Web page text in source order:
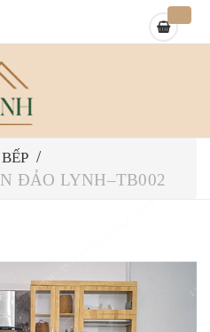
/
ĐẢO LYNH–TB002